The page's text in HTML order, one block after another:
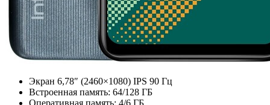
Экран 6,78″ (2460×1080) IPS 90 Гц
Встроенная память: 64/128 ГБ